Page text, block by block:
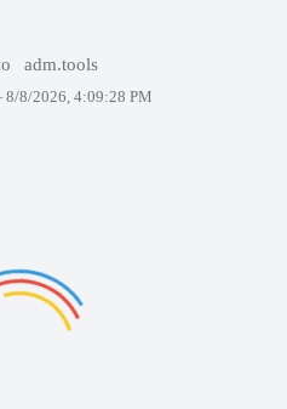
adm.tools
8/8/2026, 4:09:28 PM